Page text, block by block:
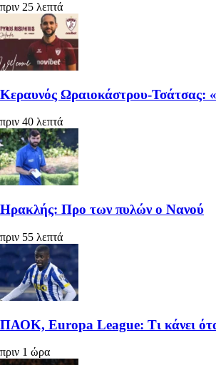
πριν 25 λεπτά
Κεραυνός Ωραιοκάστρου-Τσάτσας:
πριν 40 λεπτά
Ηρακλής: Προ των πυλών ο Νανού
πριν 55 λεπτά
ΠΑΟΚ, Europa League: Τι κάνει
πριν 1 ώρα